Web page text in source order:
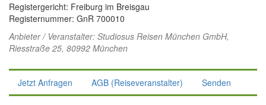
Registergericht: Freiburg im Breisgau
Registernummer: GnR 700010
Anbieter / Veranstalter: Studiosus Reisen München GmbH,
Riesstraße 25, 80992 München
Jetzt Anfragen AGB (Reiseveranstalter) Senden